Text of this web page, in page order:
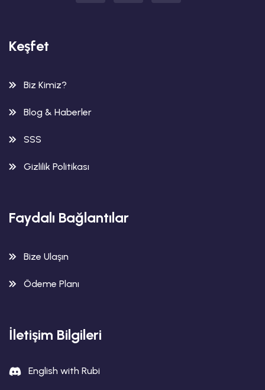
Keşfet
Biz Kimiz?
Blog & Haberler
SSS
Gizlilik Politikası
Faydalı Bağlantılar
Bize Ulaşın
Ödeme Planı
İletişim Bilgileri
English with Rubi